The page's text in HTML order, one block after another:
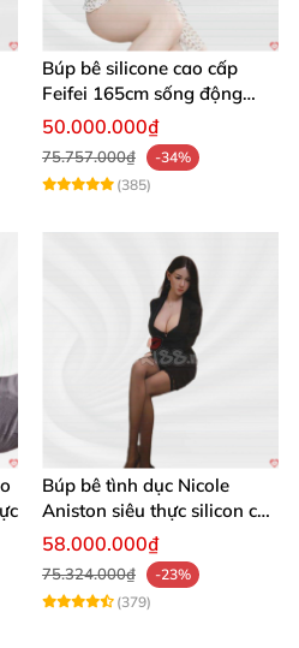
Búp bê silicone cao cấp
Feifei 165cm sống động
chân thật ghê
50.000.000₫
75.757.000₫
-34%
(385)
Búp bê tình dục Nicole
Aniston siêu thực silicon cao
cấp giá tốt
58.000.000₫
75.324.000₫
-23%
(379)